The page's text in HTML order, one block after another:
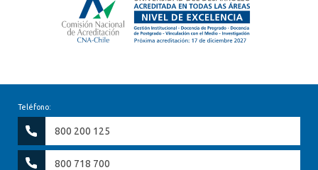
Teléfono:
800 200 125
800 718 700